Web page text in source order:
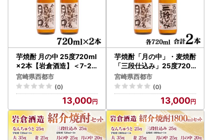
芋焼酎 月の中 25度720ml
×2本【岩倉酒造】＜7-23
a＞
宮崎県西都市
(0)
13,000
芋焼酎「月の中」・麦焼酎
「三段仕込み」25度720
mlセット【岩倉酒造】＜7
-24a＞
宮崎県西都市
(0)
13,000